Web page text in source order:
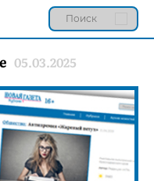
05.03.2025